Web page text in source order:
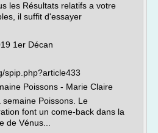
les Résultats relatifs a votre
il suffit d'essayer
1er Décan
spip.php?article433
Poissons - Marie Claire
Poissons. Le
font un come-back dans la
de Vénus...